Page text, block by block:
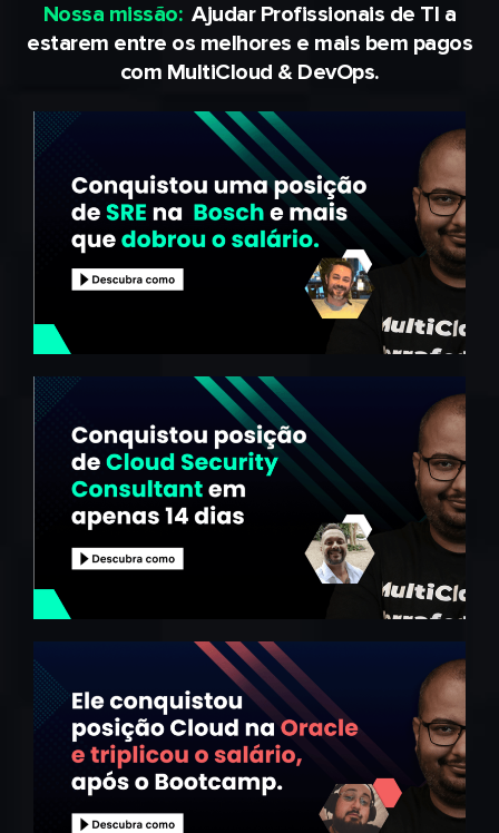
Nossa missão: Ajudar Profissionais de TI a
estarem entre os melhores e mais bem pagos
com MultiCloud & DevOps.